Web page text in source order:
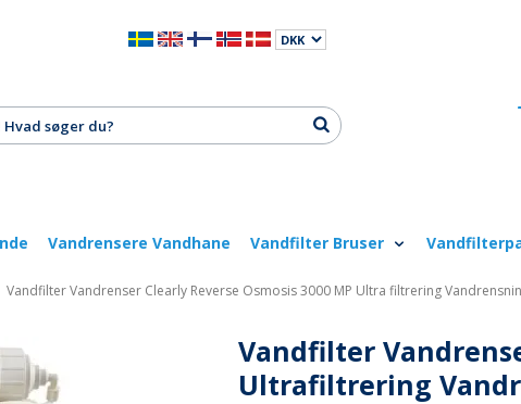
Vandrensere Vandhane Vandfilter Bruser
Vandfilter Vandrenser Clearly Reverse Osmosis 3000 MP Ultra filtrering
Vandfilter
Ultrafiltrering